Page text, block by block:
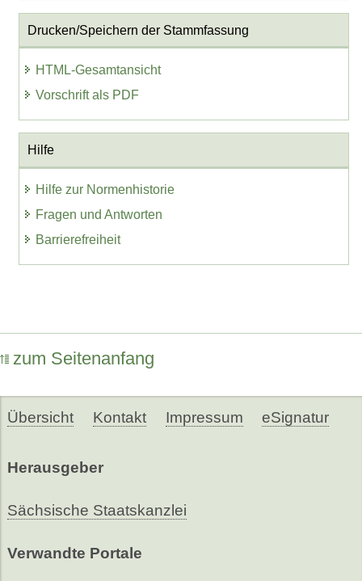
Drucken/Speichern der Stammfassung
HTML-Gesamtansicht
Vorschrift als PDF
Hilfe
Hilfe zur Normenhistorie
Fragen und Antworten
Barrierefreiheit
zum Seitenanfang
Übersicht Kontakt Impressum eSignatur
Herausgeber
Sächsische Staatskanzlei
Verwandte Portale